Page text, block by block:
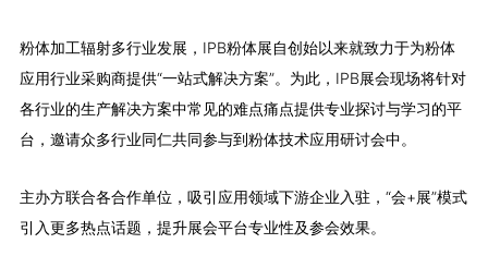
粉体加工辐射多行业发展，IPB粉体展自创始以来就致力于为粉体
应用行业采购商提供“一站式解决方案”。为此，IPB展会现场将针对
各行业的生产解决方案中常见的难点痛点提供专业探讨与学习的平
台，邀请众多行业同仁共同参与到粉体技术应用研讨会中。
主办方联合各合作单位，吸引应用领域下游企业入驻，“会+展”模式
引入更多热点话题，提升展会平台专业性及参会效果。